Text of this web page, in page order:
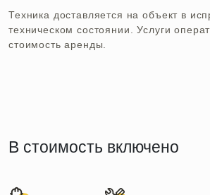
Техника доставляется на объект в
техническом состоянии. Услуги
стоимость аренды.
В стоимость включено